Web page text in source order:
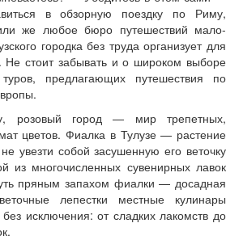
в обзорную поездку по Риму,
же любое бюро путешествий мало-
городка без труда организует для
Не стоит забывать и о широком выборе
предлагающих путешествия по
розовый город — мир трепетных,
цветов. Фиалка в Тулузе — растение
увезти собой засушенную его веточку
из многочисленных сувенирных лавок
пряным запахом фиалки — досадная
лепестки местные кулинары
исключения: от сладких лакомств до